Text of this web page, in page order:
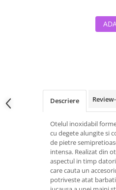
Descriere
Otelul inoxidabil
cu degete alungite si
de pietre
intensa. Realizat din
aspectul in timp
care cauta un
potriveste atat